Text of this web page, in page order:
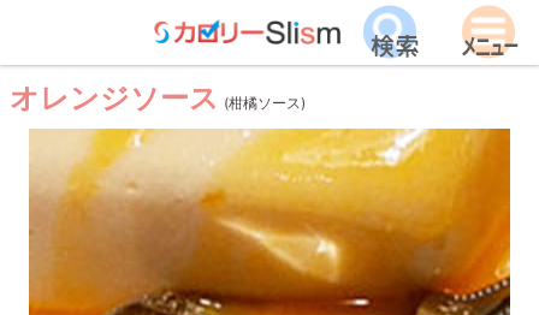
オレンジソース (柑橘ソース)